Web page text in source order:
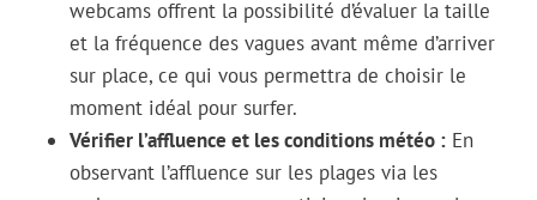
webcams offrent la possibilité d’évaluer la taille
et la fréquence des vagues avant même d’arriver
sur place, ce qui vous permettra de choisir le
moment idéal pour surfer.
Vérifier l’affluence et les conditions météo : En
observant l’affluence sur les plages via les